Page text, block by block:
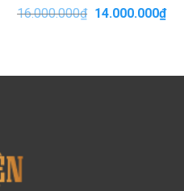
16.000.000₫ Giá
14.000.000₫Giá